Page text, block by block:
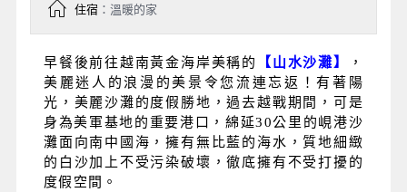
住宿：溫暖的家
早餐後前往越南黃金海岸美稱的 【山水沙灘】
，
美麗迷人的浪漫的美景令您流連忘返！有著陽
光，美麗沙灘的度假勝地，過去越戰期間，可是
身為美軍基地的重要港口，綿延30公里的峴港沙
灘面向南中國海，擁有無比藍的海水，質地細緻
的白沙加上不受污染破壞，徹底擁有不受打擾的
度假空間。